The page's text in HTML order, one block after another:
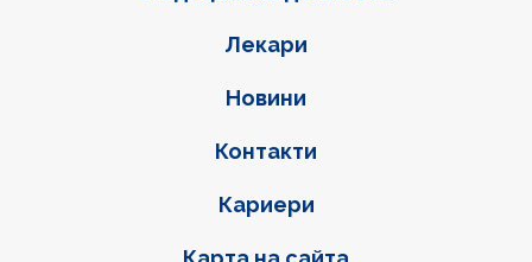
Лекари
Новини
Контакти
Кариери